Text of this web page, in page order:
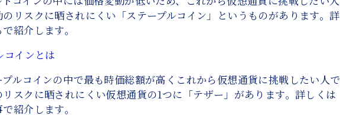
リスクに晒されにくい「ステープルコイン」というものがあります。詳
紹介します。
コインとは
プルコインの中で最も時価総額が高くこれから仮想通貨に挑戦したい人で
リスクに晒されにくい仮想通貨の1つに「テザー」があります。詳しくは
紹介します。